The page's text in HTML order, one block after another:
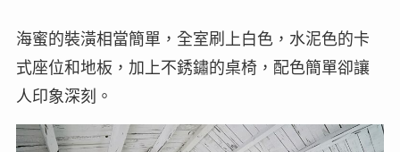
海蜜的裝潢相當簡單，全室刷上白色，水泥色的卡
式座位和地板，加上不銹鏽的桌椅，配色簡單卻讓
人印象深刻。